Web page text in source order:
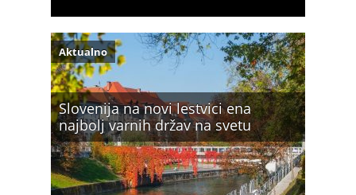
Slovenija na novi lestvici ena
najbolj varnih držav na svetu
Aktualno